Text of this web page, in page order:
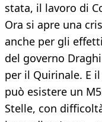
stata, il lavoro di
Ora si apre una
anche per gli
del governo
per il Quirinale. E
può esistere un
Stelle, con